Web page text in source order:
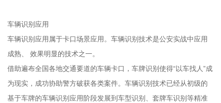
车辆识别应用
车辆识别应用属于卡口场景应用。车辆识别技术是公安实战中应用
成熟、 效果明显的技术之一。
借助遍布全国各地交通要道的车辆卡口，车牌识别使得“以车找人”成
为现实，成功协助警方破获各类案件。车辆识别技术已经从初级的
基于车牌的车辆识别应用阶段发展到车型识别、套牌车识别等精准